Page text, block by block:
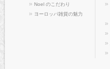
Noel のこだわり
ヨーロッパ雑貨の魅力